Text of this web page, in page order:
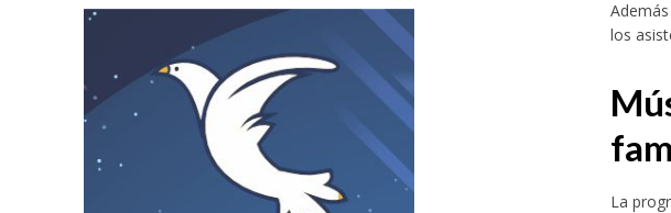
los
La